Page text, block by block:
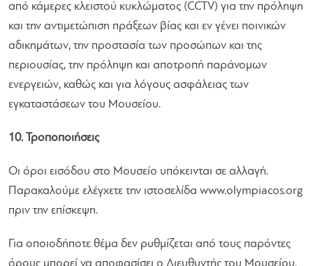
από κάμερες κλειστού κυκλώματος (CCTV) για την πρόληψη
και την αντιμετώπιση πράξεων βίας και εν γένει ποινικών
αδικημάτων, την προστασία των προσώπων και της
περιουσίας, την πρόληψη και αποτροπή παράνομων
ενεργειών, καθώς και για λόγους ασφάλειας των
εγκαταστάσεων του Μουσείου.
10. Τροποποιήσεις
Οι όροι εισόδου στο Μουσείο υπόκεινται σε αλλαγή.
Παρακαλούμε ελέγχετε την ιστοσελίδα www.olympiacos.org
πριν την επίσκεψη.
Για οποιοδήποτε θέμα δεν ρυθμίζεται από τους παρόντες
όρους μπορεί να αποφασίσει ο Διευθυντής του Μουσείου.